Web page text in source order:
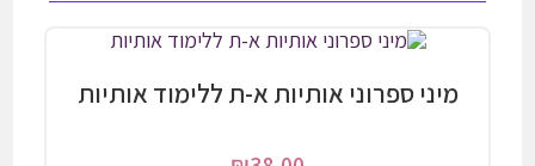
מיני ספרוני אותיות א-ת ללימוד אותיות